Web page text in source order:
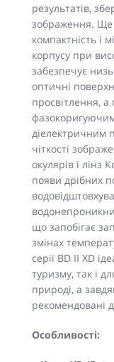
результатів,
зображення. Ще
компактність і
корпусу при
забезпечує
оптичні
просвітлення,
діелектричним
чіткості
окулярів і лінз
появи дрібних
що запобігає
змінах
серії BD II XD
туризму, так і
природі, а
рекомендовані
Особливості: